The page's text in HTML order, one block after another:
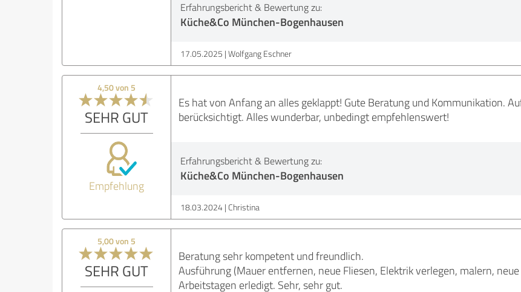
Erfahrungsbericht & Bewertung zu:
Küche&Co München-Bogenhausen
17.05.2025 Wolfgang Eschner
4,50 von 5
SEHR GUT
Empfehlung
Es hat von Anfang an alles geklappt! Gute Beratung und Kommunikation.
berücksichtigt. Alles wunderbar, unbedingt empfehlenswert!
Erfahrungsbericht & Bewertung zu:
Küche&Co München-Bogenhausen
18.03.2024 Christina
5,00 von 5
SEHR GUT
Beratung sehr kompetent und freundlich.
Ausführung (Mauer entfernen, neue Fliesen, Elektrik verlegen, malern,
Arbeitstagen erledigt. Sehr, sehr gut.